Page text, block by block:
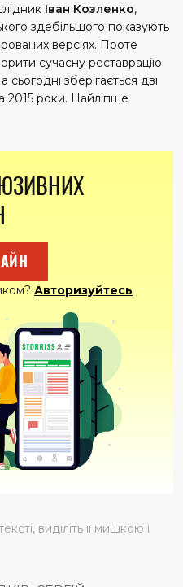
Іван Козленко,
здебільшого показують
версіях. Проте
сучасну реставрацію
сьогодні зберігається дві
2015 роки. Найліпше
Авторизуйтесь
виділіть її мишкою і